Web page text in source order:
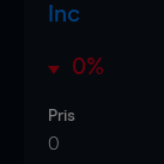
Inc
0%
Pris
0